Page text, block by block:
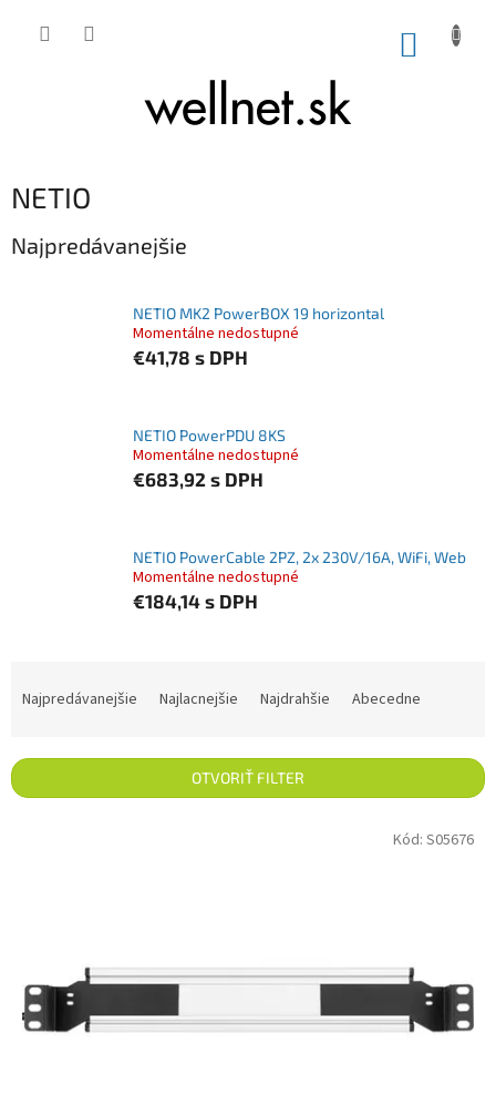
NETIO
Najpredávanejšie
NETIO MK2 PowerBOX 19 horizontal
Momentálne nedostupné
€41,78 s DPH
NETIO PowerPDU 8KS
Momentálne nedostupné
€683,92 s DPH
NETIO PowerCable 2PZ, 2x 230V/16A, WiFi, Web
Momentálne nedostupné
€184,14 s DPH
Najpredávanejšie Najlacnejšie Najdrahšie Abecedne
OTVORIŤ FILTER
Kód: S05676